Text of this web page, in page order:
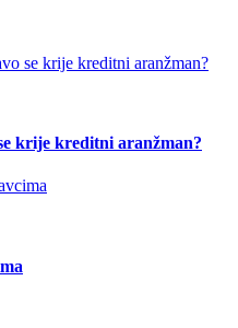
krije kreditni aranžman?